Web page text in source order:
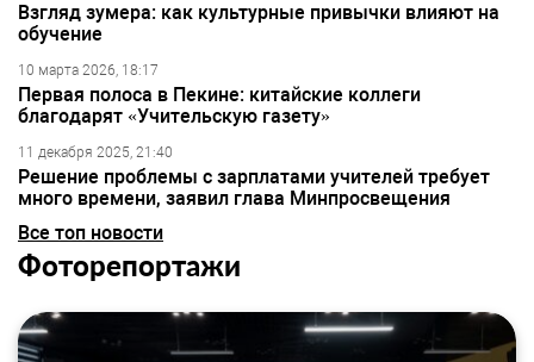
Взгляд зумера: как культурные привычки влияют на
обучение
10 марта 2026, 18:17
Первая полоса в Пекине: китайские коллеги
благодарят «Учительскую газету»
11 декабря 2025, 21:40
Решение проблемы с зарплатами учителей требует
много времени, заявил глава Минпросвещения
Все топ новости
Фоторепортажи